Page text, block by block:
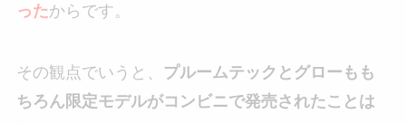
ったからです。
その観点でいうと、 プルームテックとグローもも
ちろん限定モデルがコンビニで発売されたことは